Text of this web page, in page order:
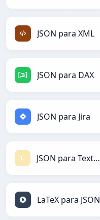
JSON para XML
JSON para DAX
JSON para Jira
JSON para Textile
LaTeX para JSON